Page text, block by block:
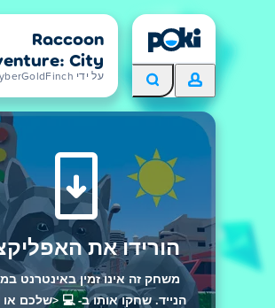
Raccoon
City
3D
על ידי CyberGoldFinch
הורידו את
משחק זה אינו זמין באינטרנט
הנייד. שחקו אותו ב- 💻 <שלכם או